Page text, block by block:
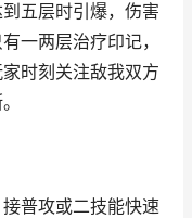
五层时引爆，伤害
一两层治疗印记，
时刻关注敌我双方
普攻或二技能快速